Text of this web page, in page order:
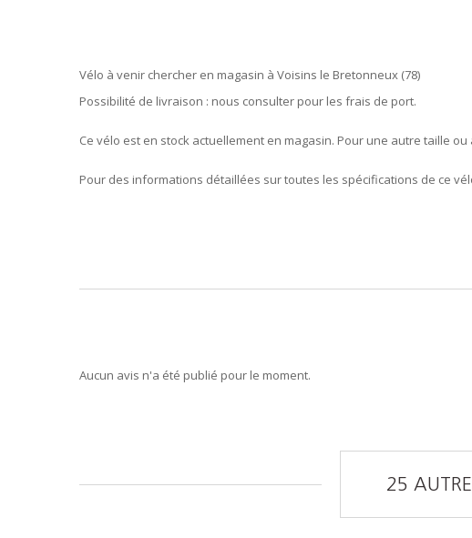
Vélo à venir chercher en magasin à Voisins le Bretonneux (78)
Possibilité de livraison : nous consulter pour les frais de port.
Ce vélo est en stock actuellement en magasin. Pour une autre taille
Pour des informations détaillées sur toutes les spécifications de ce
Aucun avis n'a été publié pour le moment.
25